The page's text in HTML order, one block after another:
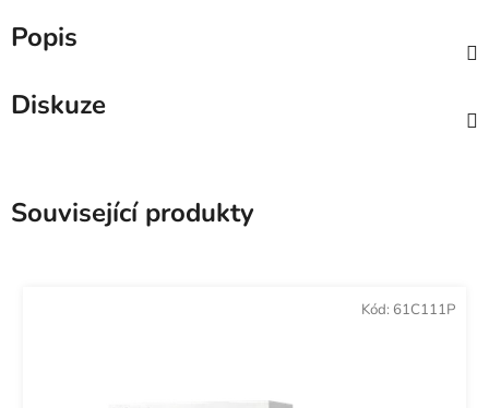
Popis
Diskuze
Související produkty
Kód: 61C111P